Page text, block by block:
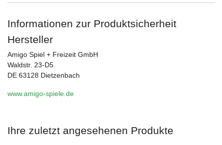
Informationen zur Produktsicherheit
Hersteller
Amigo Spiel + Freizeit GmbH
Waldstr. 23-D5
DE 63128 Dietzenbach
www.amigo-spiele.de
Ihre zuletzt angesehenen Produkte